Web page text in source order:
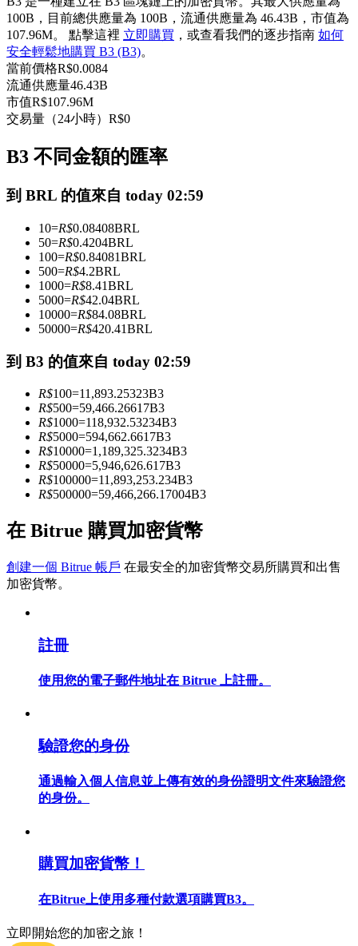
跟單
與頂尖交易專家同行
成為跟單交易員
包含交易情況等的大數據分析
合約指南
合約功能使用指南
交易策略
100B，目前總供應量為 100B，流通供應量為 46.43B，市值為
107.96M。 點擊這裡 立即購買 ，或查看我們的逐步指南 如何
安全輕鬆地購買 B3 (B3)。
當前價格R$0.0084
流通供應量46.43B
市值R$107.96M
交易量（24小時） R$0
B3 不同金額的匯率
到 BRL 的值來自 today 02:59
10=R$0.08408BRL
50=R$0.4204BRL
100=R$0.84081BRL
500=R$4.2BRL
1000=R$8.41BRL
5000=R$42.04BRL
10000=R$84.08BRL
50000=R$420.41BRL
到 B3 的值來自 today 02:59
R$100=11,893.25323B3
R$500=59,466.26617B3
R$1000=118,932.53234B3
R$5000=594,662.6617B3
R$10000=1,189,325.3234B3
R$50000=5,946,626.617B3
R$100000=11,893,253.234B3
R$500000=59,466,266.17004B3
在 Bitrue 購買加密貨幣
創建一個 Bitrue 帳戶 在最安全的加密貨幣交易所購買和出售
加密貨幣。
註冊
使用您的電子郵件地址在 Bitrue 上註冊。
驗證您的身份
通過輸入個人信息並上傳有效的身份證明文件來驗證您
的身份。
購買加密貨幣！
在Bitrue上使用多種付款選項購買B3。
立即開始您的加密之旅！